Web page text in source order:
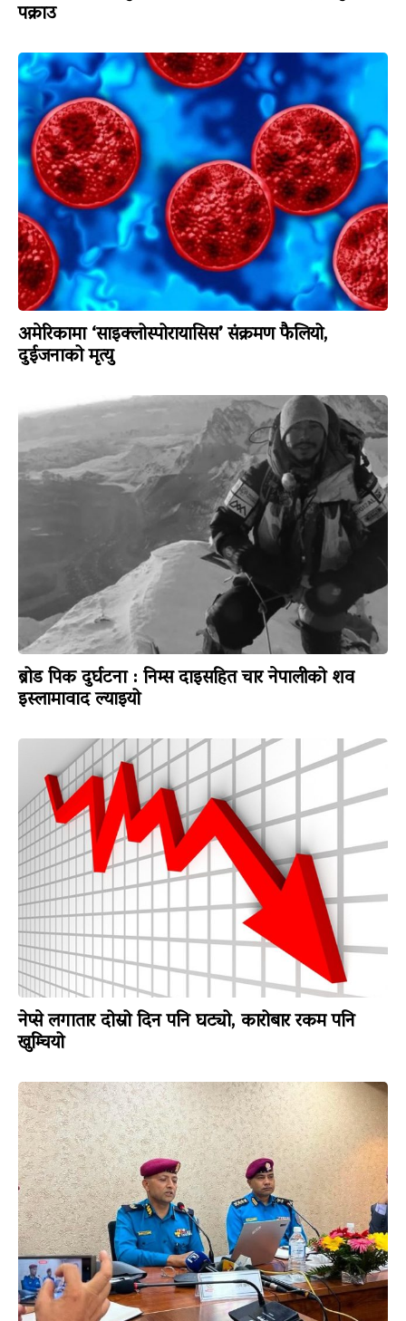
पक्राउ
अमेरिकामा ‘साइक्लोस्पोरायासिस’ संक्रमण फैलियो,
दुईजनाको मृत्यु
ब्रोड पिक दुर्घटना : निम्स दाइसहित चार नेपालीको शव
इस्लामावाद ल्याइयो
नेप्से लगातार दोस्रो दिन पनि घट्यो, कारोबार रकम पनि
खुम्चियो